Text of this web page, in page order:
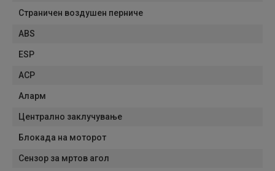
Страничен воздушен перниче
ABS
ESP
АСР
Аларм
Централно заклучување
Блокада на моторот
Сензор за мртов агол